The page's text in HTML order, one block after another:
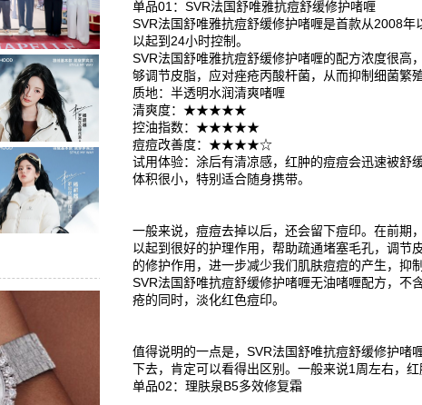
单品01：SVR法国舒唯雅抗痘舒缓修护啫喱
SVR法国舒唯雅抗痘舒缓修护啫喱是首款从2008
以起到24小时控制。
SVR法国舒唯雅抗痘舒缓修护啫喱的配方浓度很高
够调节皮脂，应对痤疮丙酸杆菌，从而抑制细菌繁
质地：半透明水润清爽啫喱
清爽度：★★★★★
控油指数：★★★★★
痘痘改善度：★★★★☆
试用体验：涂后有清凉感，红肿的痘痘会迅速被舒
体积很小，特别适合随身携带。
一般来说，痘痘去掉以后，还会留下痘印。在前期
以起到很好的护理作用，帮助疏通堵塞毛孔，调节
的修护作用，进一步减少我们肌肤痘痘的产生，抑
SVR法国舒唯抗痘舒缓修护啫喱无油啫喱配方，不
疮的同时，淡化红色痘印。
值得说明的一点是，SVR法国舒唯抗痘舒缓修护啫
下去，肯定可以看得出区别。一般来说1周左右，
单品02：理肤泉B5多效修复霜